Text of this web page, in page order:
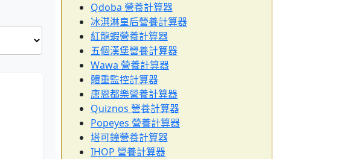
Qdoba 營養計算器
冰淇淋皇后營養計算器
紅龍蝦營養計算器
五個漢堡營養計算器
Wawa 營養計算器
體重監控計算器
唐恩都樂營養計算器
Quiznos 營養計算器
Popeyes 營養計算器
塔可鐘營養計算器
IHOP 營養計算器